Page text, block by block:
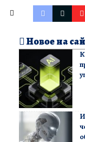
Новое на